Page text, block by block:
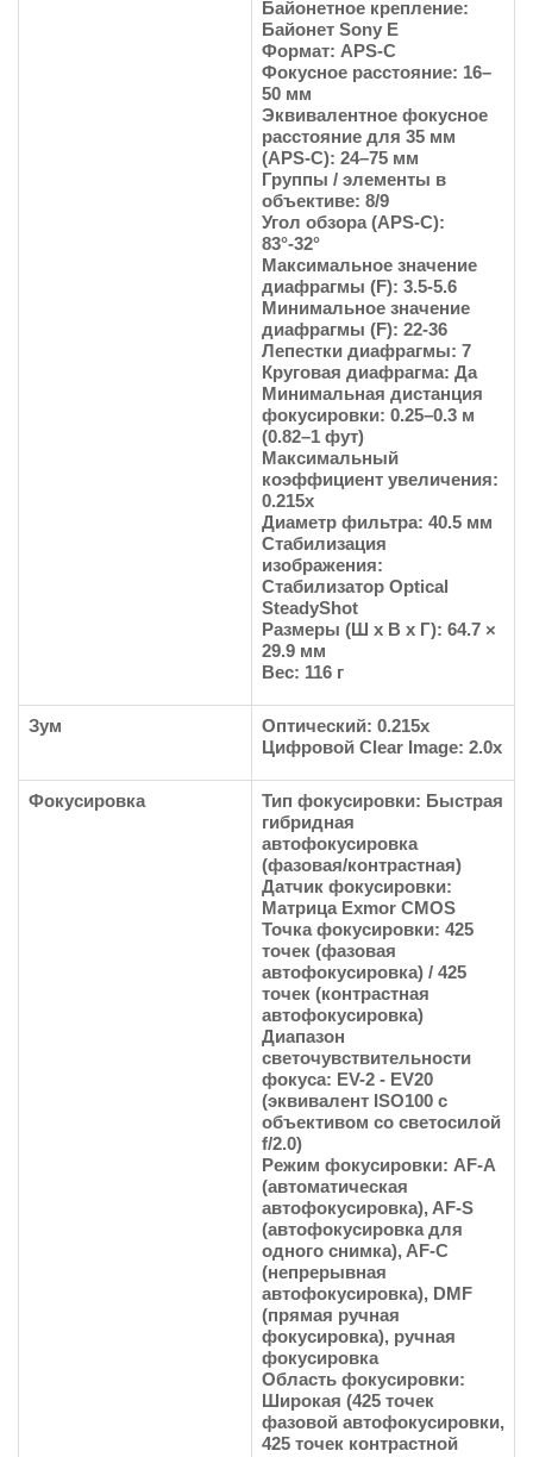
Байонетное крепление:
Байонет Sony E
Формат: APS-C
Фокусное расстояние: 16–
50 мм
Эквивалентное фокусное
расстояние для 35 мм
(APS-C): 24–75 мм
Группы / элементы в
объективе: 8/9
Угол обзора (APS-C):
83°-32°
Максимальное значение
диафрагмы (F): 3.5-5.6
Минимальное значение
диафрагмы (F): 22-36
Лепестки диафрагмы: 7
Круговая диафрагма: Да
Минимальная дистанция
фокусировки: 0.25–0.3 м
(0.82–1 фут)
Максимальный
коэффициент увеличения:
0.215x
Диаметр фильтра: 40.5 мм
Стабилизация
изображения:
Стабилизатор Optical
SteadyShot
Размеры (Ш х В х Г): 64.7 ×
29.9 мм
Вес: 116 г
Зум
Оптический: 0.215x
Цифровой Clear Image: 2.0х
Фокусировка
Тип фокусировки: Быстрая
гибридная
автофокусировка
(фазовая/контрастная)
Датчик фокусировки:
Матрица Exmor CMOS
Точка фокусировки: 425
точек (фазовая
автофокусировка) / 425
точек (контрастная
автофокусировка)
Диапазон
светочувствительности
фокуса: EV-2 - EV20
(эквивалент ISO100 с
объективом со светосилой
f/2.0)
Режим фокусировки: AF-A
(автоматическая
автофокусировка), AF-S
(автофокусировка для
одного снимка), AF-C
(непрерывная
автофокусировка), DMF
(прямая ручная
фокусировка), ручная
фокусировка
Область фокусировки:
Широкая (425 точек
фазовой автофокусировки,
425 точек контрастной